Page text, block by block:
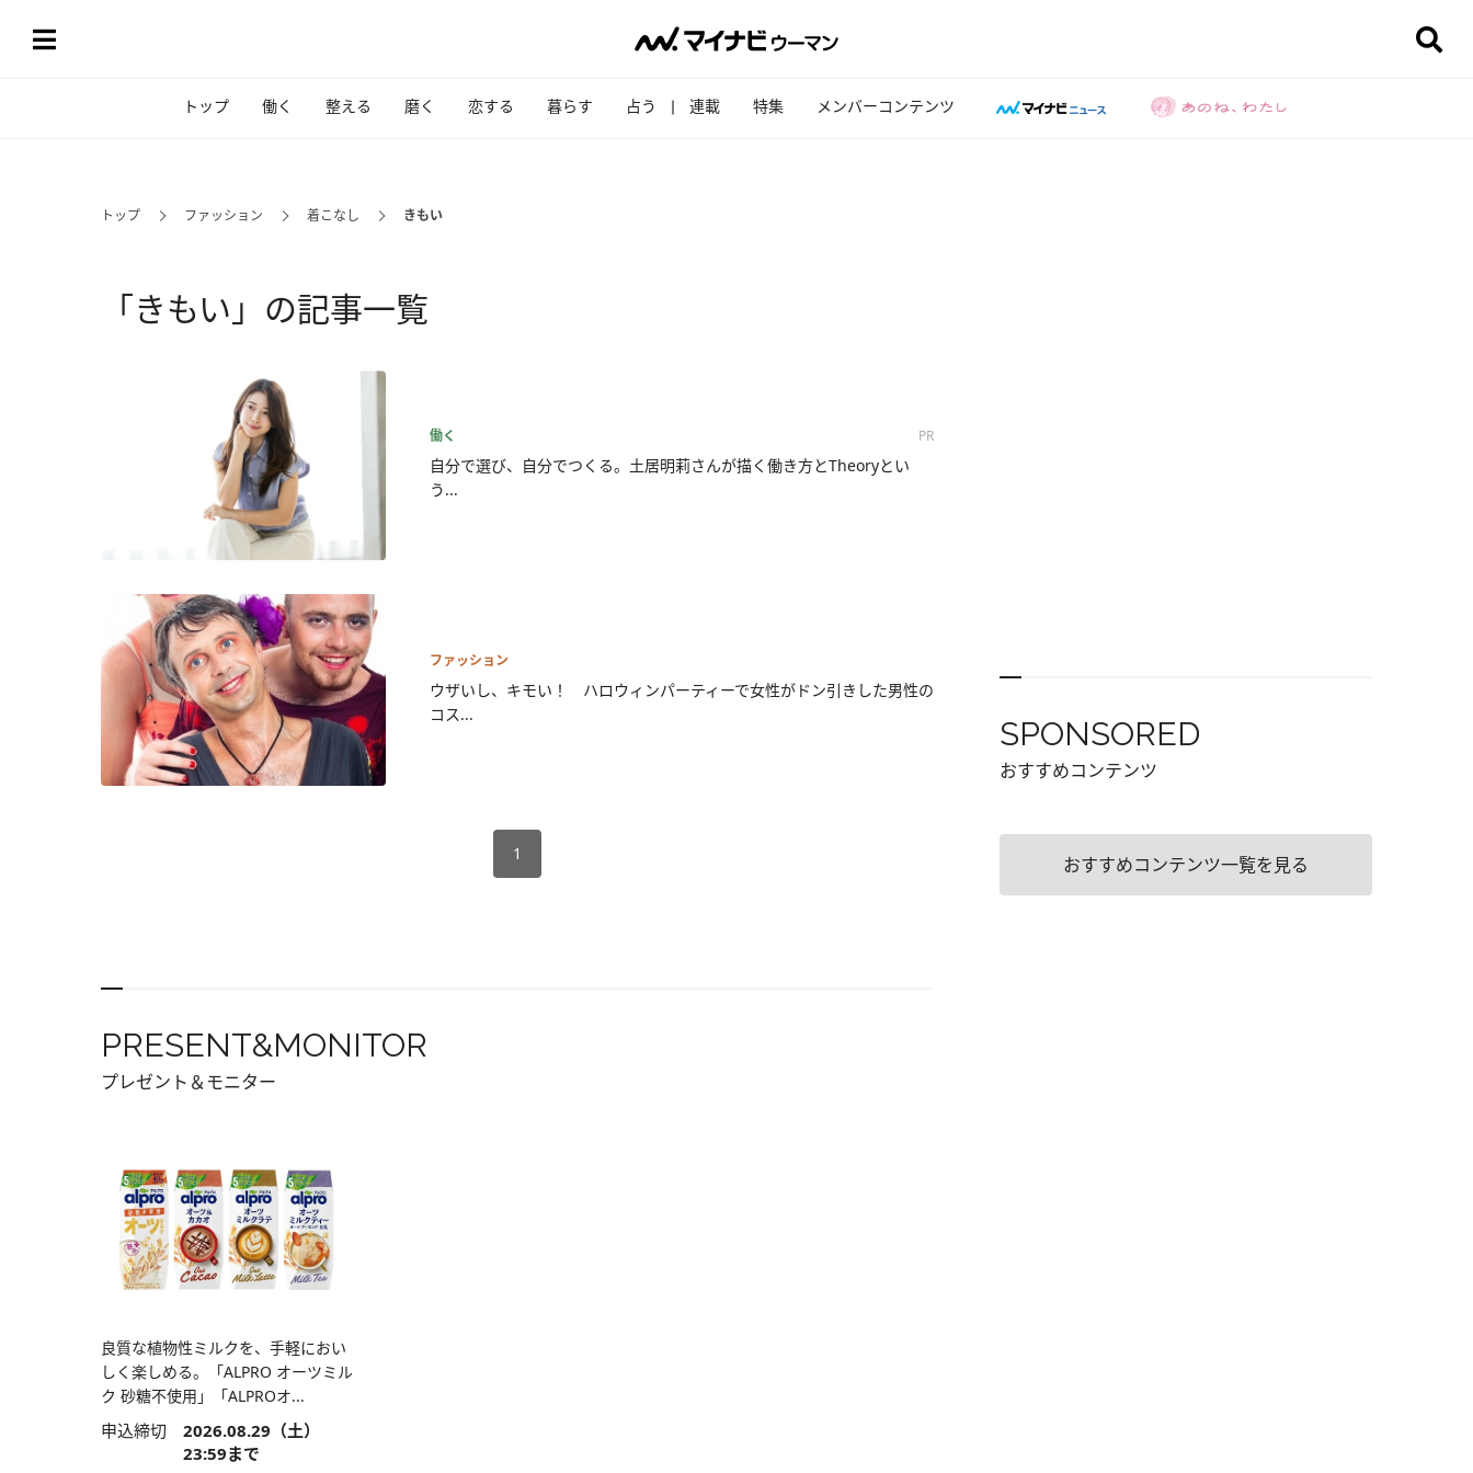
トップ 働く 整える 磨く 恋する 暮らす 占う 連載 特集 メンバーコンテンツ
トップ ファッション 着こなし きもい
「きもい」の記事一覧
働く PR
自分で選び、自分でつくる。土居明莉さんが描く働き方とTheoryとい
う...
ファッション
ウザいし、キモい！ ハロウィンパーティーで女性がドン引きした男性の
コス...
1
PRESENT&MONITOR
プレゼント＆モニター
良質な植物性ミルクを、手軽におい
しく楽しめる。「ALPRO オーツミル
ク 砂糖不使用」「ALPROオ...
申込締切 2026.08.29（土）
23:59まで
SPONSORED
おすすめコンテンツ
おすすめコンテンツ一覧を見る